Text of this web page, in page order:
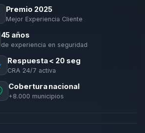
Premio 2025
Mejor Experiencia Cliente
45 años
de experiencia en seguridad
Respuesta < 20 seg
CRA 24/7 activa
Cobertura nacional
+8.000 municipios